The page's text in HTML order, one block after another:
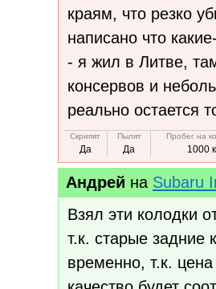
краям, что резко
написано что
- я жил в Литве,
консервов и
реально остается
Скрипят
Да
Пылят
Да
Пробег на
1000
Андрей на Subaru
Взял эти колодки
т.к. старые задние
временно, т.к.